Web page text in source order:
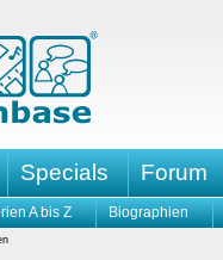
Specials Forum
A bis Z Biographien